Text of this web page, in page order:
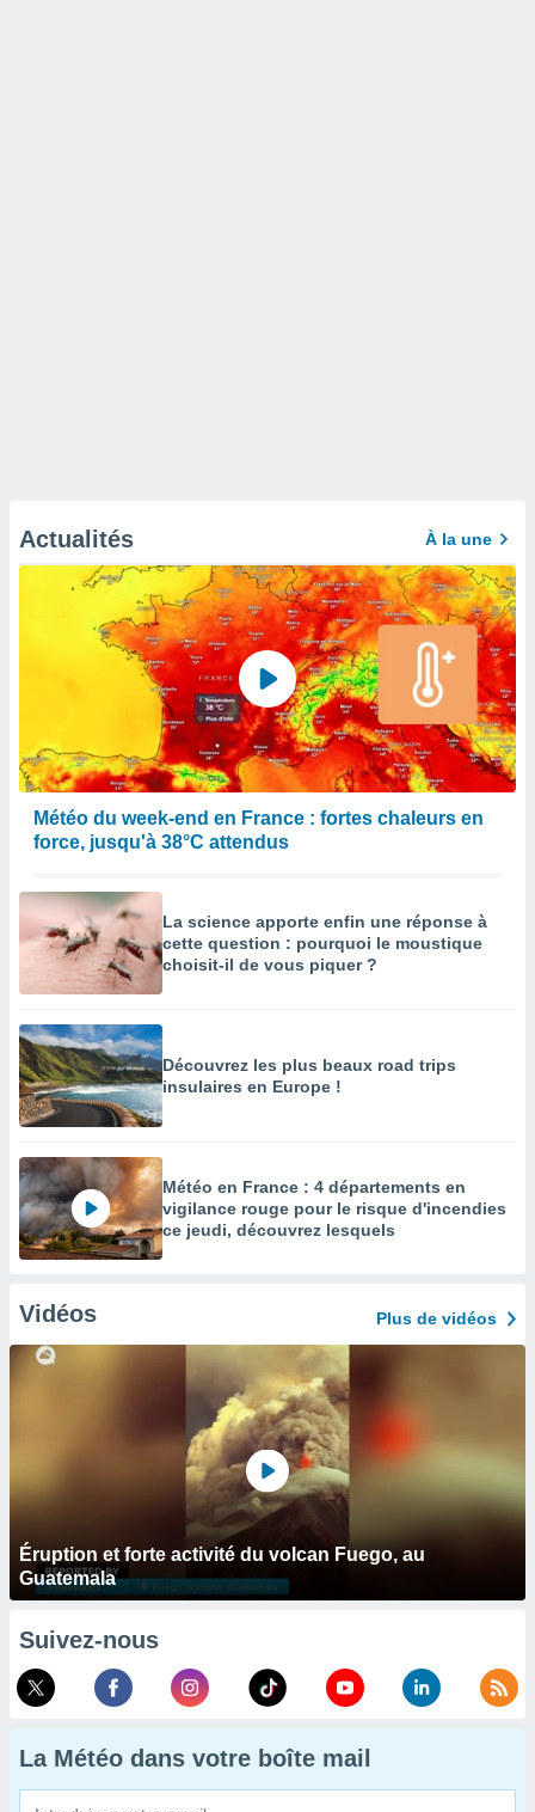
Actualités À la une
Météo du week-end en France : fortes chaleurs en
force, jusqu'à 38°C attendus
La science apporte enfin une réponse à
cette question : pourquoi le moustique
choisit-il de vous piquer ?
Découvrez les plus beaux road trips
insulaires en Europe !
Météo en France : 4 départements en
vigilance rouge pour le risque d'incendies
ce jeudi, découvrez lesquels
Vidéos Plus de vidéos
Éruption et forte activité du volcan Fuego, au
Guatemala
Suivez-nous
La Météo dans votre boîte mail